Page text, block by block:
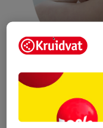
Is een